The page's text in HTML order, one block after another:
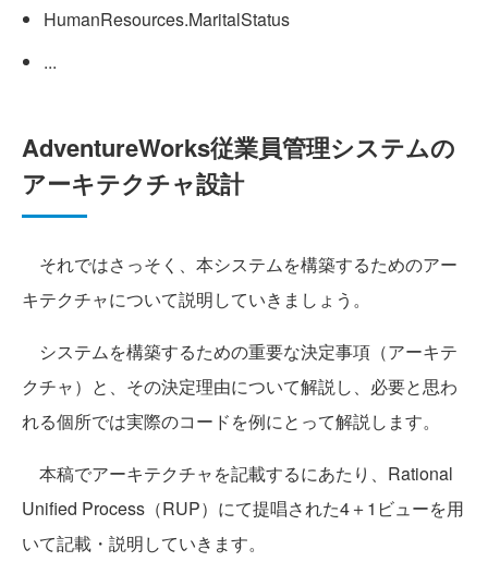
HumanResources.MaritalStatus
...
AdventureWorks従業員管理システムの
アーキテクチャ設計
それではさっそく、本システムを構築するためのアー
キテクチャについて説明していきましょう。
システムを構築するための重要な決定事項（アーキテ
クチャ）と、その決定理由について解説し、必要と思わ
れる個所では実際のコードを例にとって解説します。
本稿でアーキテクチャを記載するにあたり、Rational
Unified Process（RUP）にて提唱された4＋1ビューを用
いて記載・説明していきます。